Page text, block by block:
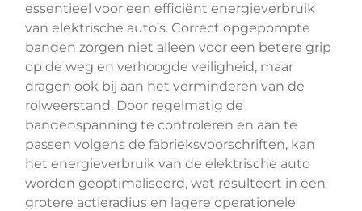
essentieel voor een efficiënt energieverbruik
van elektrische auto’s. Correct opgepompte
banden zorgen niet alleen voor een betere grip
op de weg en verhoogde veiligheid, maar
dragen ook bij aan het verminderen van de
rolweerstand. Door regelmatig de
bandenspanning te controleren en aan te
passen volgens de fabrieksvoorschriften, kan
het energieverbruik van de elektrische auto
worden geoptimaliseerd, wat resulteert in een
grotere actieradius en lagere operationele